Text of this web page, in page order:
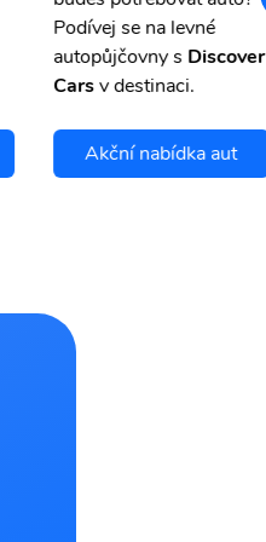
Podívej se na levné
autopůjčovny s Discover
Carsv destinaci.
Akční nabídka aut